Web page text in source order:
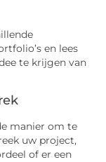
en lees
te krijgen van
manier om te
uw project,
of er een